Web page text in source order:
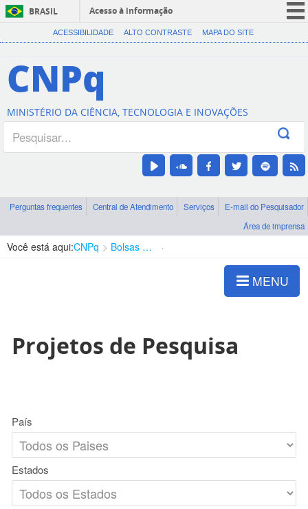
BRASIL
Acesso à informação
CORONAVÍRUS (COVID-19)
Canais
ACESSIBILIDADE ALTO CONTRASTE MAPA DO SITE
CNPq
MINISTÉRIO DA CIÊNCIA, TECNOLOGIA E INOVAÇÕES
Perguntas frequentes Central de Atendimento Serviços
E-mail do Pesquisador
Área de imprensa
Você está aqui:CNPq Bolsas e Auxílios Vigentes
MENU
Projetos de Pesquisa
País
Estados